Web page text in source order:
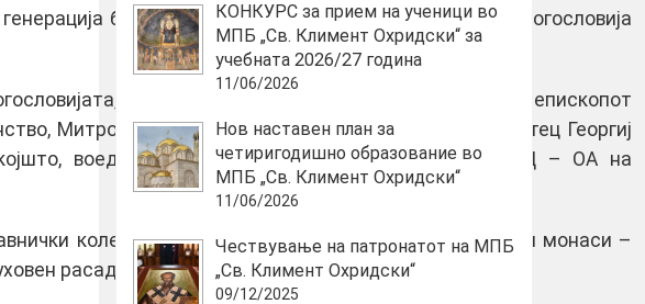
богослови при Македонската православна богословија
беа присутни: Неговото Блаженство, Архиепископот
Митрополитот Тетовско-гостиварски г. Јосиф и отец Георгиј
којшто, воедно, беше и пратеник од Синодот на МПЦ – ОА на
колегиум на Богословијата, како и свештеници и монаси –
расадник.
КОНКУРС за прием на ученици во
МПБ „Св. Климент Охридски“ за
учебната 2026/27 година
11/06/2026
Нов наставен план за
четиригодишно образование во
МПБ „Св. Климент Охридски“
11/06/2026
Чествување на патронатот на МПБ
„Св. Климент Охридски“
09/12/2025